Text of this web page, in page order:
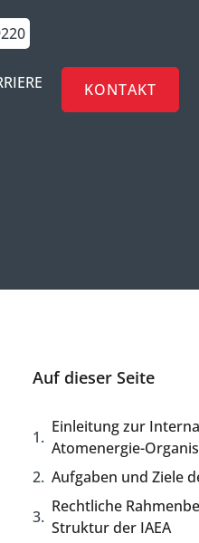
KONTAKT
Auf dieser Seite
Einleitung zur
Atomenergie-
Aufgaben und Ziele
Rechtliche
Struktur der IAEA